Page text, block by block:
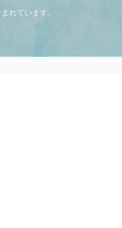
れています。